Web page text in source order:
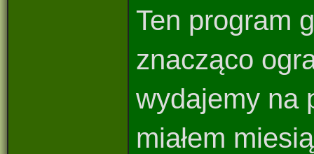
Ten program
znacząco
wydajemy na
miałem